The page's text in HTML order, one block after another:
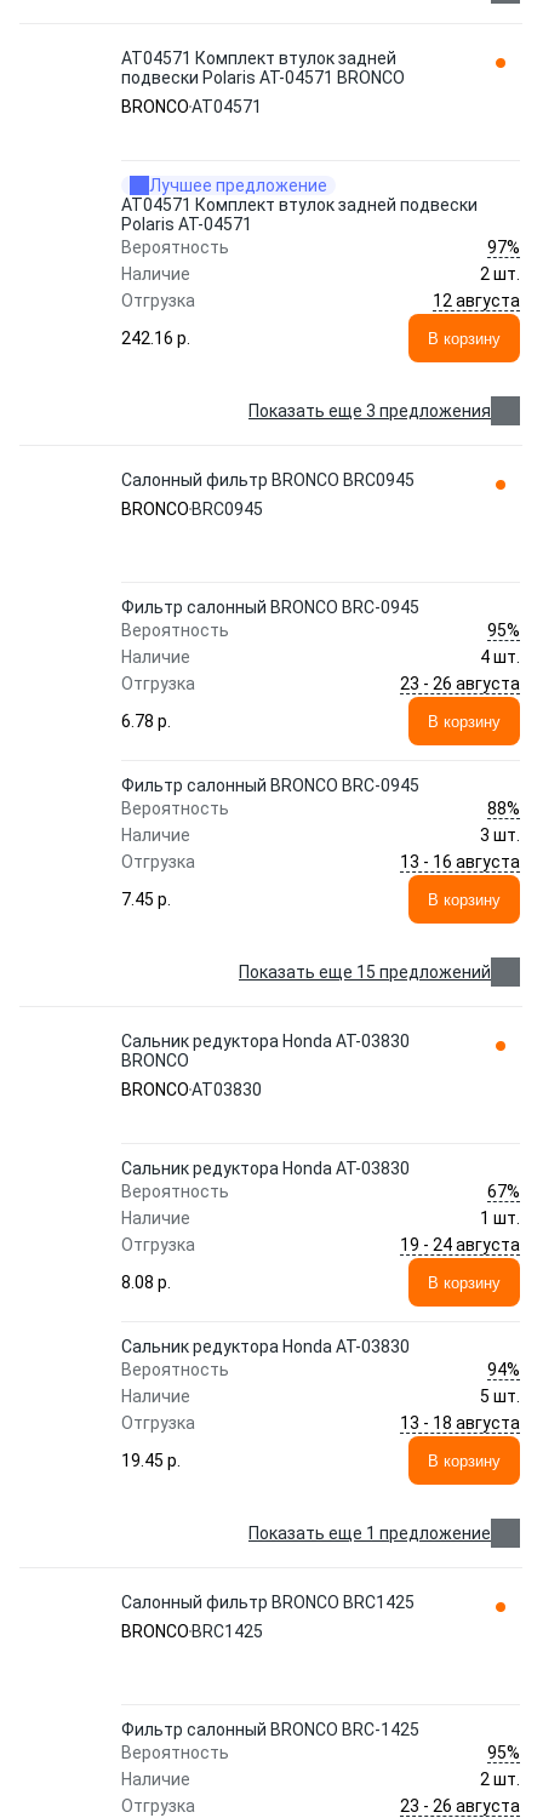
AT04571 Комплект втулок задней
подвески Polaris AT-04571 BRONCO
BRONCOAT04571
Лучшее предложение
AT04571 Комплект втулок задней подвески
Polaris AT-04571
Вероятность
97%
Наличие
2 шт.
Отгрузка
12 августа
242.16 p.
В корзину
Показать еще 3 предложения
Салонный фильтр BRONCO BRC0945
BRONCO BRC0945
Фильтр салонный BRONCO BRC-0945
Вероятность
95%
Наличие
4 шт.
Отгрузка
23 - 26 августа
6.78 p.
В корзину
Фильтр салонный BRONCO BRC-0945
Вероятность
88%
Наличие
3 шт.
Отгрузка
13 - 16 августа
7.45 p.
В корзину
Показать еще 15 предложений
Сальник редуктора Honda AT-03830
BRONCO
BRONCOAT03830
Сальник редуктора Honda AT-03830
Вероятность
67%
Наличие
1 шт.
Отгрузка
19 - 24 августа
8.08 p.
В корзину
Сальник редуктора Honda AT-03830
Вероятность
94%
Наличие
5 шт.
Отгрузка
13 - 18 августа
19.45 p.
В корзину
Показать еще 1 предложение
Салонный фильтр BRONCO BRC1425
BRONCO BRC1425
Фильтр салонный BRONCO BRC-1425
Вероятность
95%
Наличие
2 шт.
Отгрузка
23 - 26 августа